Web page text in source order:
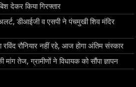
देकर किया गिरफ्तार
डीआईजी व एसपी ने पंचमुखी शिव मंदिर
रविंद रौनियार नहीं रहे, आज होगा अंतिम संस्कार
मांग तेज, ग्रामीणों ने विधायक को सौंपा ज्ञापन